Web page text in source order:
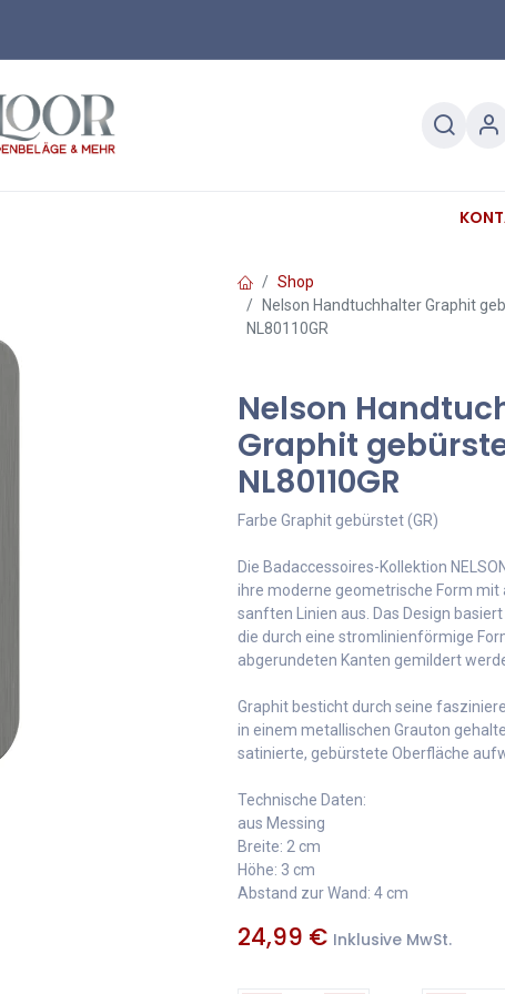
Shop
Nelson Handtuchhalter Graphit
NL80110GR
Nelson
Graphit
NL80110GR
Farbe Graphit gebürstet (GR)
Die Badaccessoires-Kollektion
ihre moderne geometrische Form mit
sanften Linien aus. Das Design
die durch eine stromlinienförmige
abgerundeten Kanten gemildert
Graphit besticht durch seine
in einem metallischen Grauton
satinierte, gebürstete Oberfläche
Technische Daten:
aus Messing
Breite: 2 cm
Höhe: 3 cm
Abstand zur Wand: 4 cm
24,99 € Inklusive MwSt.